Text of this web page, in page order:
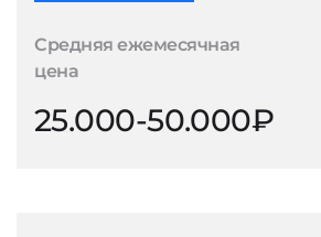
Средняя ежемесячная
цена
25.000-50.000₽